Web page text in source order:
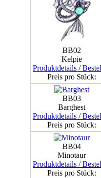
BB02
Kelpie
Produktdetails /
Preis pro Stück:
BB03
Barghest
Produktdetails /
Preis pro Stück:
BB04
Minotaur
Produktdetails /
Preis pro Stück: